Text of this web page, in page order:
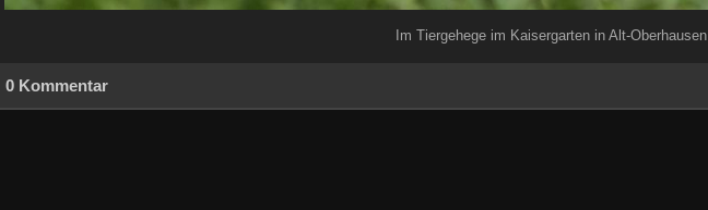
Im Tiergehege im Kaisergarten in Alt-Oberhausen
0 Kommentar